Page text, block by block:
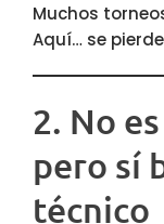
Muchos
Aquí… se
2. No
pero sí
técnico